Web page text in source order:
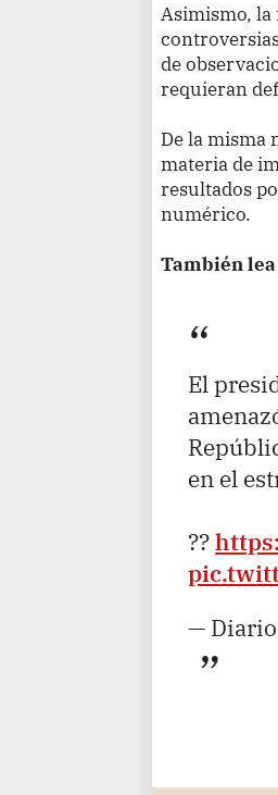
Asimismo,
de
requieran
De la misma
materia de
resultados
numérico.
También
El
en el
??
— Diario